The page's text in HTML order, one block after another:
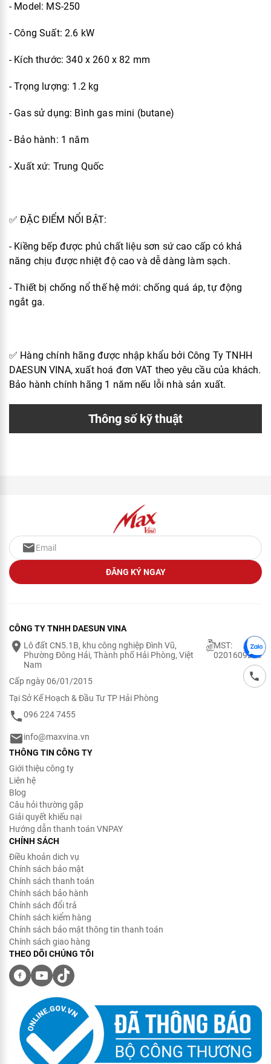
- Model: MS-250
- Công Suất: 2.6 kW
- Kích thước: 340 x 260 x 82 mm
- Trọng lượng: 1.2 kg
- Gas sử dụng: Bình gas mini (butane)
- Bảo hành: 1 năm
- Xuất xứ: Trung Quốc
✅ ĐẶC ĐIỂM NỔI BẬT:
- Kiềng bếp được phủ chất liệu sơn sứ cao cấp có khả
năng chịu được nhiệt độ cao và dễ dàng làm sạch.
- Thiết bị chống nổ thế hệ mới: chống quá áp, tự động
ngắt ga.
✅ Hàng chính hãng được nhập khẩu bởi Công Ty TNHH
DAESUN VINA, xuất hoá đơn VAT theo yêu cầu của khách.
Bảo hành chính hãng 1 năm nếu lỗi nhà sản xuất.
Thông số kỹ thuật
ĐĂNG KÝ NGAY
CÔNG TY TNHH DAESUN VINA
Lô đất CN5.1B, khu công nghiệp Đình Vũ,
Phường Đông Hải, Thành phố Hải Phòng, Việt
Nam
MST:
0201609200
Cấp ngày 06/01/2015
Tại Sở Kế Hoạch & Đầu Tư TP Hải Phòng
096 224 7455
info@maxvina.vn
THÔNG TIN CÔNG TY
Giới thiệu công ty
Liên hệ
Blog
Câu hỏi thường gặp
Giải quyết khiếu nại
Hướng dẫn thanh toán VNPAY
CHÍNH SÁCH
Điều khoản dich vụ
Chính sách bảo mật
Chính sách thanh toán
Chính sách bảo hành
Chính sách đổi trả
Chính sách kiểm hàng
Chính sách bảo mật thông tin thanh toán
Chính sách giao hàng
THEO DÕI CHÚNG TÔI